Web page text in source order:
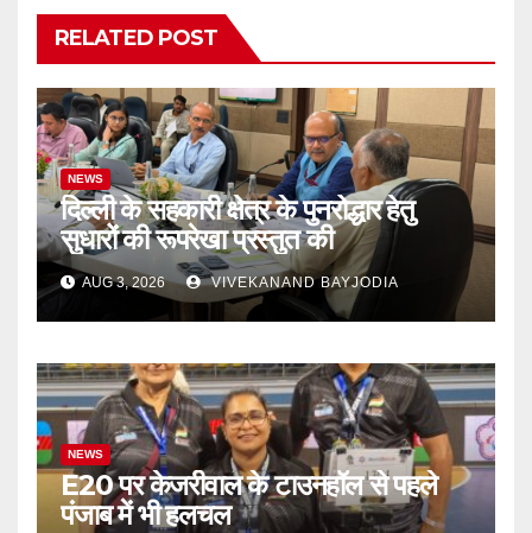
RELATED POST
NEWS
दिल्ली के सहकारी क्षेत्र के पुनरोद्धार हेतु
सुधारों की रूपरेखा प्रस्तुत की
AUG 3, 2026 VIVEKANAND BAYJODIA
NEWS
E20 पर केजरीवाल के टाउनहॉल से पहले
पंजाब में भी हलचल